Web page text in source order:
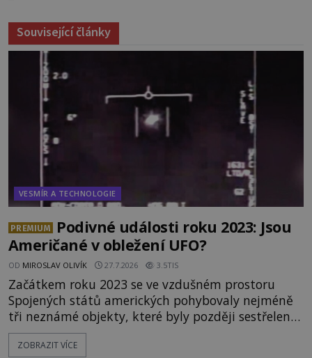
Související články
VESMÍR A TECHNOLOGIE
PREMIUM
Podivné události roku 2023: Jsou
Američané v obležení UFO?
OD MIROSLAV OLIVÍK 27.7.2026 3.5TIS
Začátkem roku 2023 se ve vzdušném prostoru
Spojených států amerických pohybovaly nejméně
tři neznámé objekty, které byly později sestřeleny.
Do dnešních dnů nebyly trosky těchto létajících
těles objeveny. Je možné, že šlo o nějaké nové
ZOBRAZIT VÍCE